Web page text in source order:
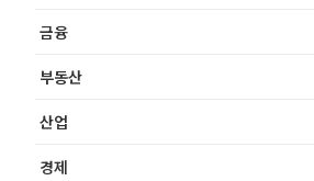
금융
부동산
산업
경제